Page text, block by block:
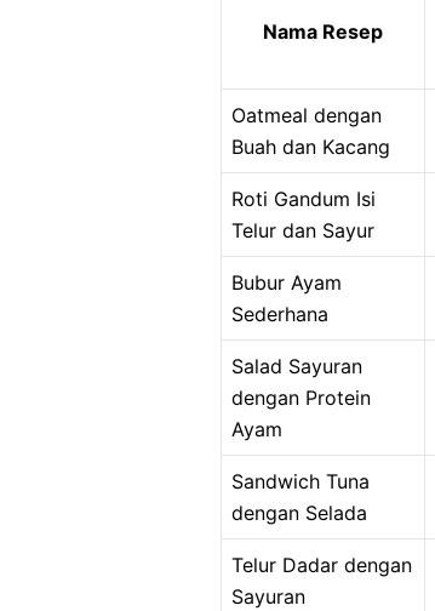
Nama Resep
Oatmeal dengan
Buah dan Kacang
Roti Gandum Isi
Telur dan Sayur
Bubur Ayam
Sederhana
Salad Sayuran
dengan Protein
Ayam
Sandwich Tuna
dengan Selada
Telur Dadar dengan
Sayuran